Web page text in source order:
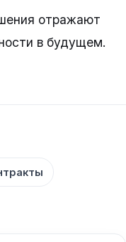
отражают
в будущем.